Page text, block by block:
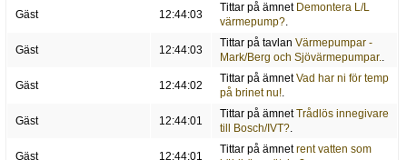
Gäst 12:44:03
Tittar på ämnet Demontera L/L
värmepump?.
Gäst 12:44:03
Tittar på tavlan Värmepumpar -
Mark/Berg och Sjövärmepumpar..
Gäst 12:44:02
Tittar på ämnetVad har ni för temp
på brinet nu!.
Gäst 12:44:01
Tittar på ämnetTrådlös innegivare
till Bosch/IVT?.
Gäst 12:44:01
Tittar på ämnetrent vatten som